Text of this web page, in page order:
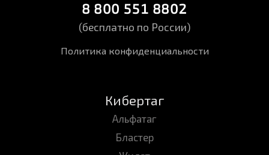
Кибертаг
Альфатаг
Бластер
8 800 551 8802
(бесплатно по России)
Политика конфиденциальности